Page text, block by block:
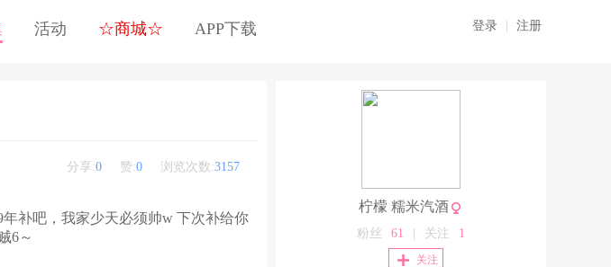
活动 ☆商城☆ APP下载 登录 注册
浏览次数:3157
赞:0
分享:0
补吧，我家少天必须帅w 下次补给你
6～
柠檬 糯米汽酒
粉丝 61 关注 1
关注